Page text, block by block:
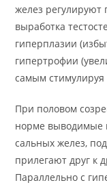
желез регулируют
выработка
гиперплазии
гипертрофии
самым
При половом
норме выводимые
сальных желез,
прилегают друг к
Параллельно с